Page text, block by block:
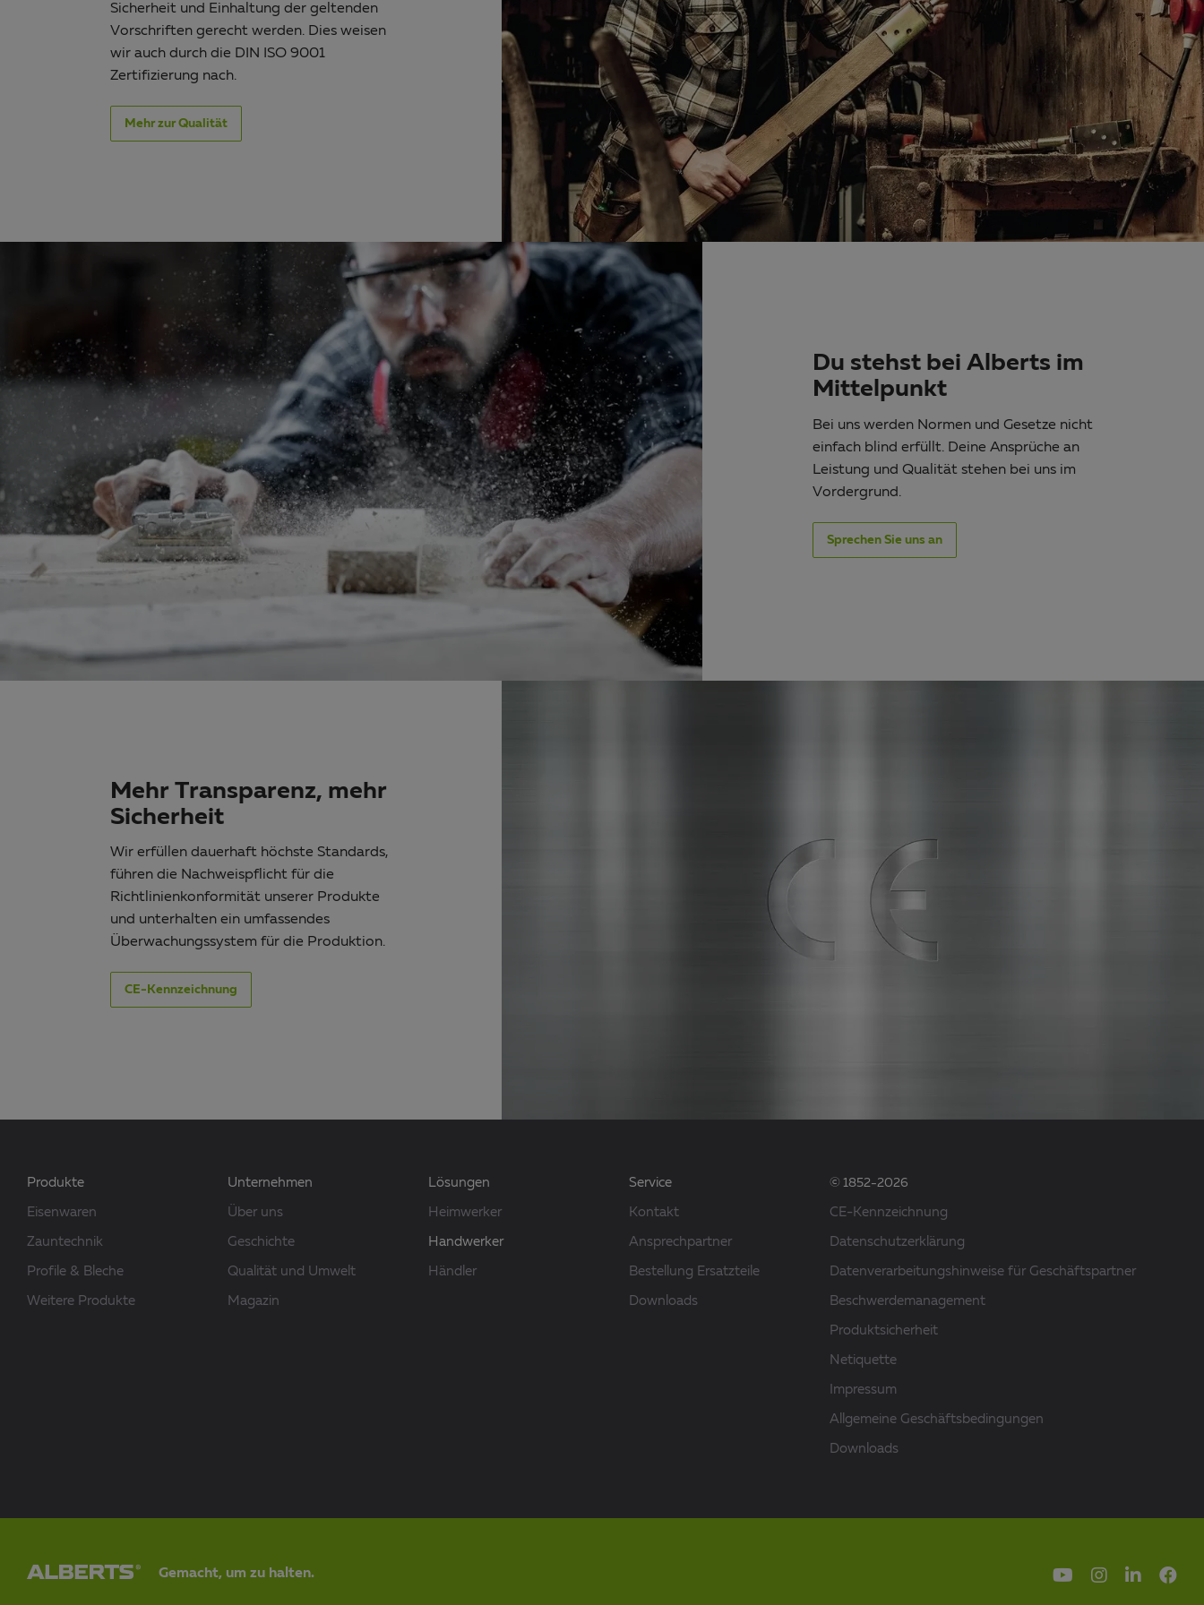
Sicherheit und Einhaltung der geltenden
Vorschriften gerecht werden. Dies weisen
wir auch durch die DIN ISO 9001
Zertifizierung nach.
Mehr zur Qualität
Du stehst bei Alberts im
Mittelpunkt
Bei uns werden Normen und Gesetze nicht
einfach blind erfüllt. Deine Ansprüche an
Leistung und Qualität stehen bei uns im
Vordergrund.
Sprechen Sie uns an
Mehr Transparenz, mehr
Sicherheit
Wir erfüllen dauerhaft höchste Standards,
führen die Nachweispflicht für die
Richtlinienkonformität unserer Produkte
und unterhalten ein umfassendes
Überwachungssystem für die Produktion.
CE-Kennzeichnung
Produkte
Eisenwaren
Zauntechnik
Profile & Bleche
Weitere Produkte
Unternehmen
Über uns
Geschichte
Qualität und Umwelt
Magazin
Lösungen
Heimwerker
Handwerker
Händler
Service
Kontakt
Ansprechpartner
Bestellung Ersatzteile
Downloads
© 1852-2026
CE-Kennzeichnung
Datenschutzerklärung
Datenverarbeitungshinweise für Geschäftspartner
Beschwerdemanagement
Produktsicherheit
Netiquette
Impressum
Allgemeine Geschäftsbedingungen
Downloads
Gemacht, um zu halten.